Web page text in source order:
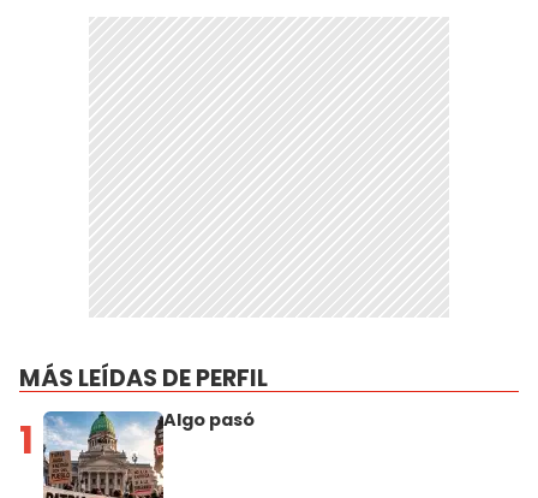
MÁS LEÍDAS DE PERFIL
1 Algo pasó